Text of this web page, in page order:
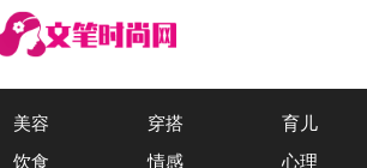
美容 穿搭
育儿
饮食 情感
心理